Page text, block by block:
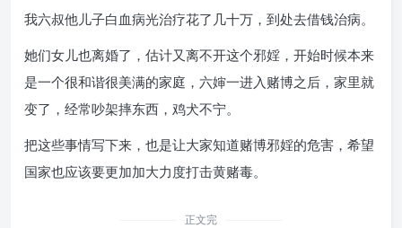
我六叔他儿子白血病光治疗花了几十万，到处去借钱治病。
她们女儿也离婚了，估计又离不开这个邪婬，开始时候本来
是一个很和谐很美满的家庭，六婶一进入赌博之后，家里就
变了，经常吵架摔东西，鸡犬不宁。
把这些事情写下来，也是让大家知道赌博邪婬的危害，希望
国家也应该要更加加大力度打击黄赌毒。
正文完